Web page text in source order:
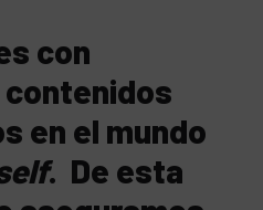
con
en el mundo
. De esta